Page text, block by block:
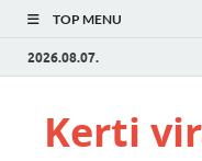
TOP MENU
2026.08.07.
Kerti